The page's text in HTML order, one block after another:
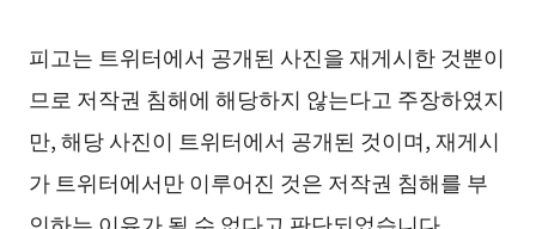
피고는 트위터에서 공개된 사진을 재게시한 것뿐이
므로 저작권 침해에 해당하지 않는다고 주장하였지
만, 해당 사진이 트위터에서 공개된 것이며, 재게시
가 트위터에서만 이루어진 것은 저작권 침해를 부